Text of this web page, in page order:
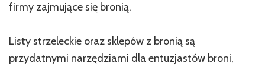
firmy zajmujące się bronią.
Listy strzeleckie oraz sklepów z bronią są
przydatnymi narzędziami dla entuzjastów broni,